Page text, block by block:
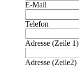
E-Mail
Telefon
Adresse (Zeile 1)
Adresse (Zeile2)